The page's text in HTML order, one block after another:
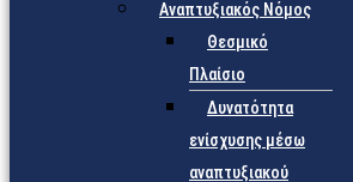
Αναπτυξιακός Νόμος
Θεσμικό
Πλαίσιο
Δυνατότητα
ενίσχυσης μέσω
αναπτυξιακού